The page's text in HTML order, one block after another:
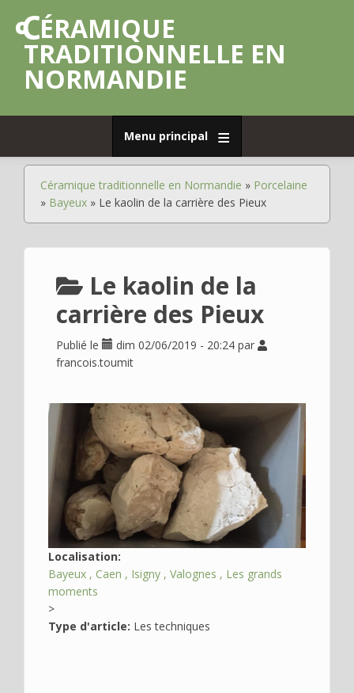
contenu
principal
CÉRAMIQUE
TRADITIONNELLE EN
NORMANDIE
Menu principal
Déplier
Poterie
commune
Déplier
Faïence
Déplier
Porcelaine
Déplier
Déplier
Où
en
voir
?
Déplier
Contact
Recherche
Fil
d'Ariane
Céramique traditionnelle en Normandie
Porcelaine
Bayeux
Le kaolin de la carrière des Pieux
Le kaolin de la
carrière des Pieux
Publié le dim 02/06/2019 - 20:24 par
francois.toumit
Image
Localisation:
Bayeux
Caen Isigny Valognes
Les grands
moments
>
Type d'article: Les techniques